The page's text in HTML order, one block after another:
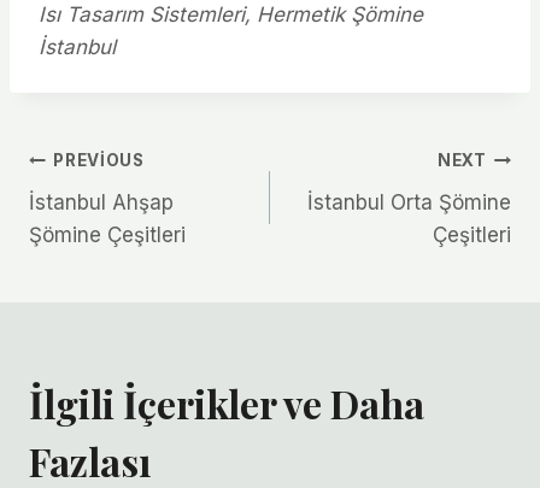
Isı Tasarım Sistemleri, Hermetik Şömine
İstanbul
Yazı
gezinmesi
PREVIOUS
İstanbul Ahşap
Şömine Çeşitleri
NEXT
İstanbul Orta Şömine
Çeşitleri
İlgili İçerikler ve Daha
Fazlası